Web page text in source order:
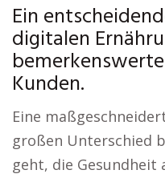
Ein
digitalen
Kunden.
Eine
großen Unterschied
geht, die Gesundheit